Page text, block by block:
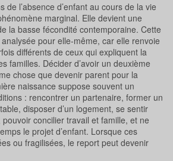
de l’absence d’enfant au cours de la vie
marginal. Elle devient une
la basse fécondité contemporaine. Cette
pour elle-même, car elle renvoie
différents de ceux qui expliquent la
familles. Décider d’avoir un deuxième
chose que devenir parent pour la
naissance suppose souvent un
: rencontrer un partenaire, former un
disposer d’un logement, se sentir
concilier travail et famille, et ne
le projet d’enfant. Lorsque ces
ou fragilisées, le report peut devenir